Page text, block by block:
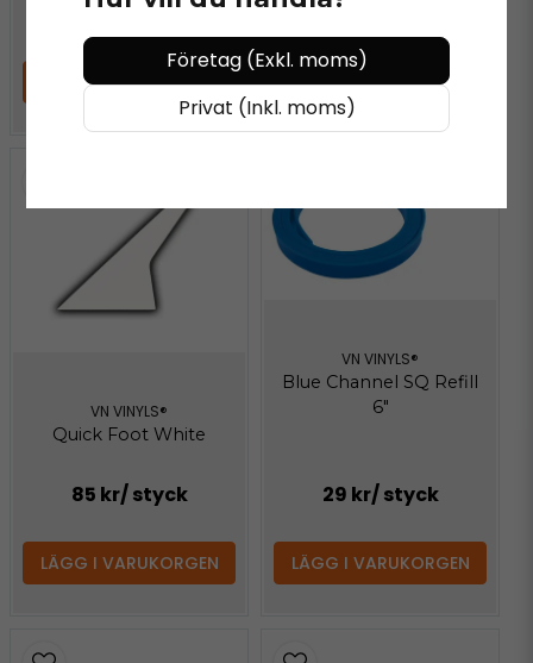
199 kr/ styck
LÄGG I VARUKORGEN
169 kr
LÄGG I VARUKORGEN
VN VINYLS®
Quick Foot White
85 kr/ styck
LÄGG I VARUKORGEN
VN VINYLS®
Blue Channel SQ Refill
6"
29 kr/ styck
LÄGG I VARUKORGEN
Företag (Exkl. moms)
Privat (Inkl. moms)